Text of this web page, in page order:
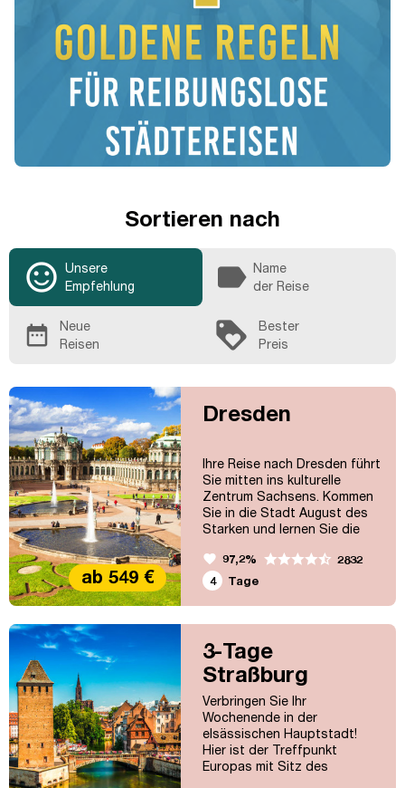
Sortieren nach
sentiment_satisfied_alt
Unsere
Empfehlung
label Name
der Reise
date_range
Neue
Reisen
loyalty
Bester
Preis
Dresden
Ihre Reise nach Dresden führt
Sie mitten ins kulturelle
Zentrum Sachsens. Kommen
Sie in die Stadt August des
Starken und lernen Sie die
kennen und erleben Sie das
„Blaue Wunder"!
ab 549 €
favorite 97,2%
2832
4
Tage
3-Tage
Straßburg
Verbringen Sie Ihr
Wochenende in der
elsässischen Hauptstadt!
Hier ist der Treffpunkt
Europas mit Sitz des